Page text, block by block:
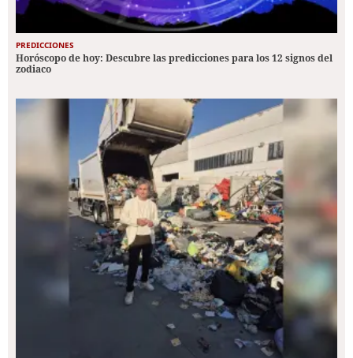
PREDICCIONES
Horóscopo de hoy: Descubre las predicciones para los 12 signos del
zodiaco